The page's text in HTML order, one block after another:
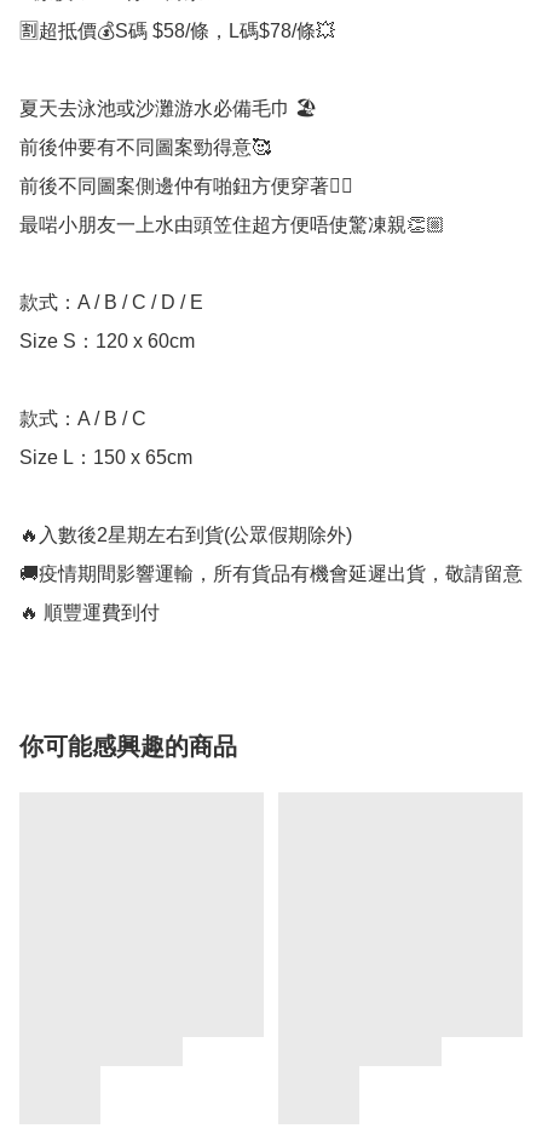
🈹超抵價💰S碼 $58/條，L碼$78/條💥
夏天去泳池或沙灘游水必備毛巾 🏖
前後仲要有不同圖案勁得意🥰
前後不同圖案側邊仲有啪鈕方便穿著👍🏻
最啱小朋友一上水由頭笠住超方便唔使驚凍親👏🏼
款式：A / B / C / D / E
Size S：120 x 60cm
款式：A / B / C
Size L：150 x 65cm
🔥入數後2星期左右到貨(公眾假期除外)
🚚疫情期間影響運輸，所有貨品有機會延遲出貨，敬請留意
🔥 順豐運費到付
你可能感興趣的商品